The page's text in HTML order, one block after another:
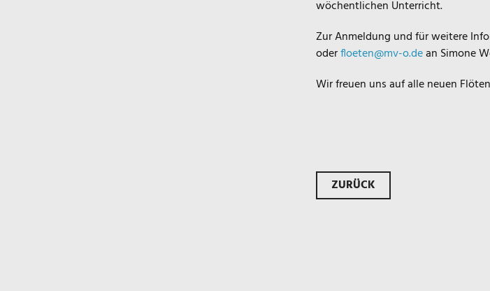
wöchentlichen Unterricht.
Zur Anmeldung und für weitere
oderfloeten@mv-o.dean Simone
Wir freuen uns auf alle neuen
Beitrags-
ZURÜCK